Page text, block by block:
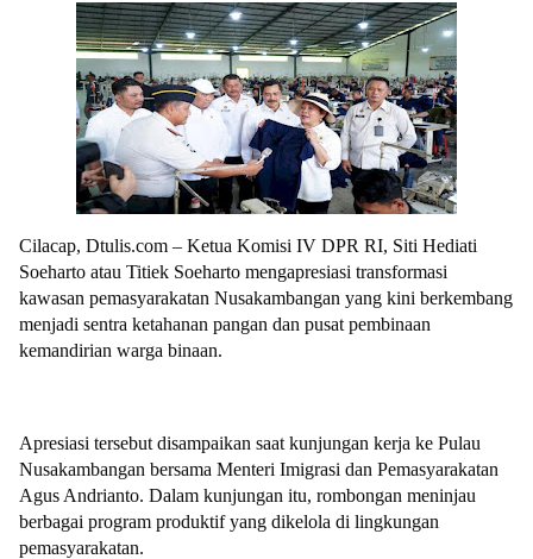
Cilacap, Dtulis.com – Ketua Komisi IV DPR RI, Siti Hediati
Soeharto atau Titiek Soeharto mengapresiasi transformasi
kawasan pemasyarakatan Nusakambangan yang kini berkembang
menjadi sentra ketahanan pangan dan pusat pembinaan
kemandirian warga binaan.
Apresiasi tersebut disampaikan saat kunjungan kerja ke Pulau
Nusakambangan bersama Menteri Imigrasi dan Pemasyarakatan
Agus Andrianto. Dalam kunjungan itu, rombongan meninjau
berbagai program produktif yang dikelola di lingkungan
pemasyarakatan.